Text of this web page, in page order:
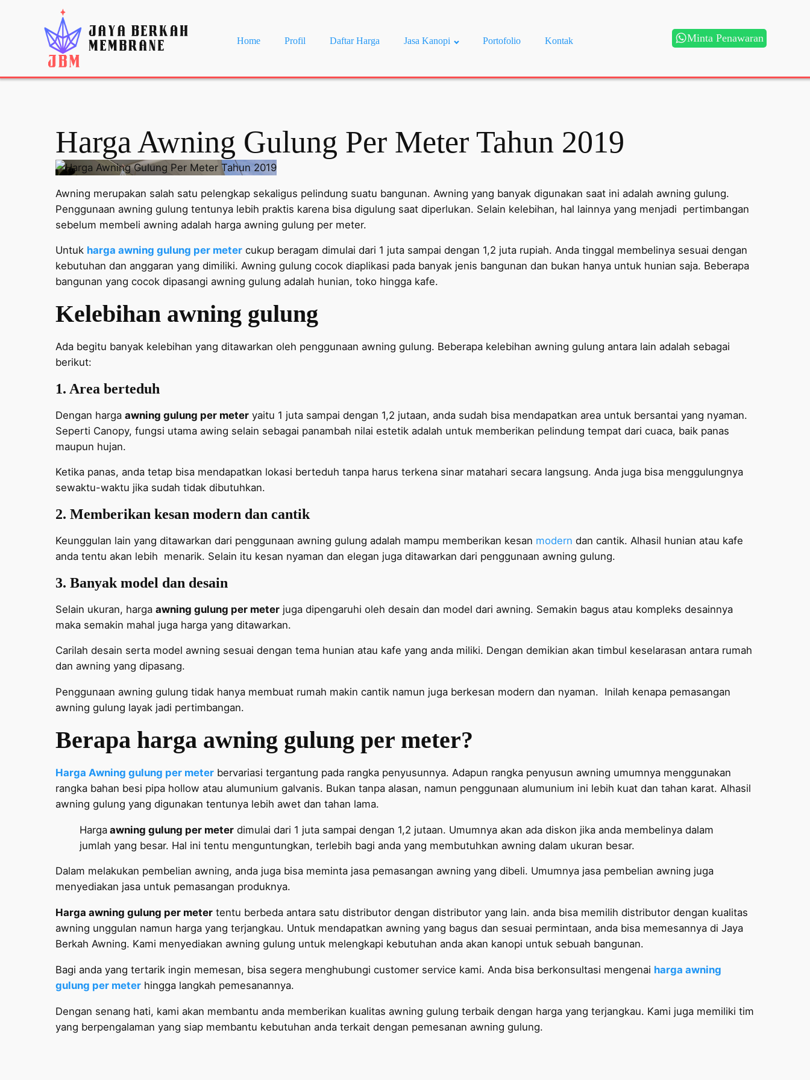
Home Profil Daftar Harga Jasa Kanopi Portofolio Kontak Minta Penawaran
Harga Awning Gulung Per Meter Tahun 2019
Awning merupakan salah satu pelengkap sekaligus pelindung suatu bangunan. Awning yang banyak digunakan saat ini adalah awning gulung.
Penggunaan awning gulung tentunya lebih praktis karena bisa digulung saat diperlukan. Selain kelebihan, hal lainnya yang menjadi pertimbangan
sebelum membeli awning adalah harga awning gulung per meter.
Untuk harga awning gulung per meter cukup beragam dimulai dari 1 juta sampai dengan 1,2 juta rupiah. Anda tinggal membelinya sesuai dengan
kebutuhan dan anggaran yang dimiliki. Awning gulung cocok diaplikasi pada banyak jenis bangunan dan bukan hanya untuk hunian saja. Beberapa
bangunan yang cocok dipasangi awning gulung adalah hunian, toko hingga kafe.
Kelebihan awning gulung
Ada begitu banyak kelebihan yang ditawarkan oleh penggunaan awning gulung. Beberapa kelebihan awning gulung antara lain adalah sebagai
berikut:
1. Area berteduh
Dengan harga awning gulung per meter yaitu 1 juta sampai dengan 1,2 jutaan, anda sudah bisa mendapatkan area untuk bersantai yang nyaman.
Seperti Canopy, fungsi utama awing selain sebagai panambah nilai estetik adalah untuk memberikan pelindung tempat dari cuaca, baik panas
maupun hujan.
Ketika panas, anda tetap bisa mendapatkan lokasi berteduh tanpa harus terkena sinar matahari secara langsung. Anda juga bisa menggulungnya
sewaktu-waktu jika sudah tidak dibutuhkan.
2. Memberikan kesan modern dan cantik
Keunggulan lain yang ditawarkan dari penggunaan awning gulung adalah mampu memberikan kesan modern dan cantik. Alhasil hunian atau kafe
anda tentu akan lebih menarik. Selain itu kesan nyaman dan elegan juga ditawarkan dari penggunaan awning gulung.
3. Banyak model dan desain
Selain ukuran, harga awning gulung per meter juga dipengaruhi oleh desain dan model dari awning. Semakin bagus atau kompleks desainnya
maka semakin mahal juga harga yang ditawarkan.
Carilah desain serta model awning sesuai dengan tema hunian atau kafe yang anda miliki. Dengan demikian akan timbul keselarasan antara rumah
dan awning yang dipasang.
Penggunaan awning gulung tidak hanya membuat rumah makin cantik namun juga berkesan modern dan nyaman. Inilah kenapa pemasangan
awning gulung layak jadi pertimbangan.
Berapa harga awning gulung per meter?
Harga Awning gulung per meter bervariasi tergantung pada rangka penyusunnya. Adapun rangka penyusun awning umumnya menggunakan
rangka bahan besi pipa hollow atau alumunium galvanis. Bukan tanpa alasan, namun penggunaan alumunium ini lebih kuat dan tahan karat. Alhasil
awning gulung yang digunakan tentunya lebih awet dan tahan lama.
Harga awning gulung per meter dimulai dari 1 juta sampai dengan 1,2 jutaan. Umumnya akan ada diskon jika anda membelinya dalam
jumlah yang besar. Hal ini tentu menguntungkan, terlebih bagi anda yang membutuhkan awning dalam ukuran besar.
Dalam melakukan pembelian awning, anda juga bisa meminta jasa pemasangan awning yang dibeli. Umumnya jasa pembelian awning juga
menyediakan jasa untuk pemasangan produknya.
Harga awning gulung per meter tentu berbeda antara satu distributor dengan distributor yang lain. anda bisa memilih distributor dengan kualitas
awning unggulan namun harga yang terjangkau. Untuk mendapatkan awning yang bagus dan sesuai permintaan, anda bisa memesannya di Jaya
Berkah Awning. Kami menyediakan awning gulung untuk melengkapi kebutuhan anda akan kanopi untuk sebuah bangunan.
Bagi anda yang tertarik ingin memesan, bisa segera menghubungi customer service kami. Anda bisa berkonsultasi mengenai harga awning
gulung per meter hingga langkah pemesanannya.
Dengan senang hati, kami akan membantu anda memberikan kualitas awning gulung terbaik dengan harga yang terjangkau. Kami juga memiliki tim
yang berpengalaman yang siap membantu kebutuhan anda terkait dengan pemesanan awning gulung.